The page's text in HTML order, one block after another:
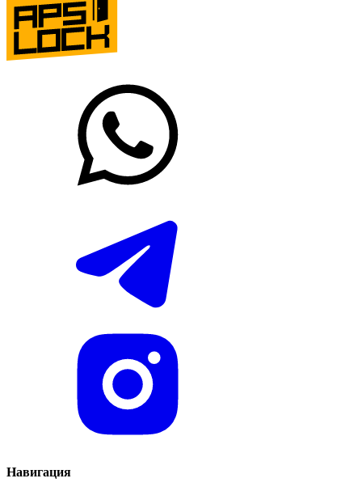
Навигация